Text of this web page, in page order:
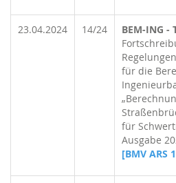
23.04.2024 14/24 BEM-ING -
für die
für
Ausgabe
[BMV ARS